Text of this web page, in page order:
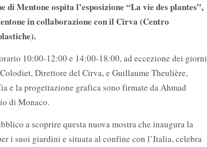
di Mentone ospita l’esposizione “La vie des plantes”,
in collaborazione con il Cirva (Centro
10:00-12:00 e 14:00-18:00, ad eccezione dei giorni
Direttore del Cirva, e Guillaume Theulière,
e la progettazione grafica sono firmate da Ahmad
di Monaco.
a scoprire questa nuova mostra che inaugura la
i suoi giardini e situata al confine con l’Italia, celebra